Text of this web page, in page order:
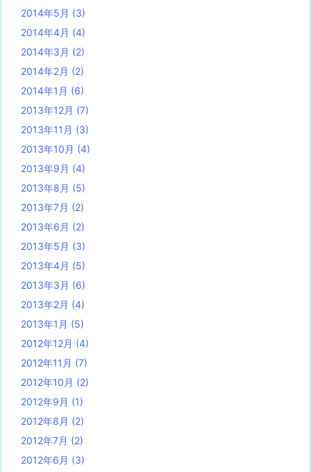
2014年5月 (3)
2014年4月 (4)
2014年3月 (2)
2014年2月 (2)
2014年1月 (6)
2013年12月 (7)
2013年11月 (3)
2013年10月 (4)
2013年9月 (4)
2013年8月 (5)
2013年7月 (2)
2013年6月 (2)
2013年5月 (3)
2013年4月 (5)
2013年3月 (6)
2013年2月 (4)
2013年1月 (5)
2012年12月 (4)
2012年11月 (7)
2012年10月 (2)
2012年9月 (1)
2012年8月 (2)
2012年7月 (2)
2012年6月 (3)